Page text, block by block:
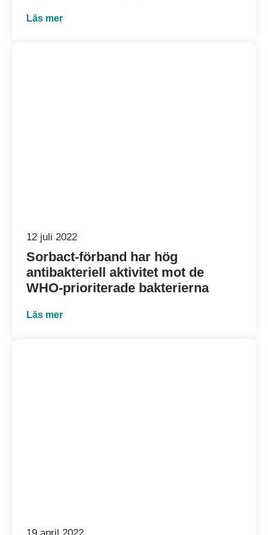
Läs mer
12 juli 2022
Sorbact-förband har hög
antibakteriell aktivitet mot de
WHO-prioriterade bakterierna
Läs mer